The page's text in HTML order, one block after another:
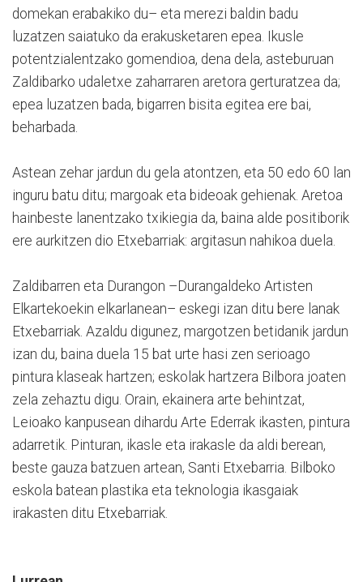
domekan erabakiko du– eta merezi baldin badu
luzatzen saiatuko da erakusketaren epea. Ikusle
potentzialentzako gomendioa, dena dela, asteburuan
Zaldibarko udaletxe zaharraren aretora gerturatzea da;
epea luzatzen bada, bigarren bisita egitea ere bai,
beharbada.
Astean zehar jardun du gela atontzen, eta 50 edo 60 lan
inguru batu ditu; margoak eta bideoak gehienak. Aretoa
hainbeste lanentzako txikiegia da, baina alde positiborik
ere aurkitzen dio Etxebarriak: argitasun nahikoa duela.
Zaldibarren eta Durangon –Durangaldeko Artisten
Elkartekoekin elkarlanean– eskegi izan ditu bere lanak
Etxebarriak. Azaldu digunez, margotzen betidanik jardun
izan du, baina duela 15 bat urte hasi zen serioago
pintura klaseak hartzen; eskolak hartzera Bilbora joaten
zela zehaztu digu. Orain, ekainera arte behintzat,
Leioako kanpusean dihardu Arte Ederrak ikasten, pintura
adarretik. Pinturan, ikasle eta irakasle da aldi berean,
beste gauza batzuen artean, Santi Etxebarria. Bilboko
eskola batean plastika eta teknologia ikasgaiak
irakasten ditu Etxebarriak.